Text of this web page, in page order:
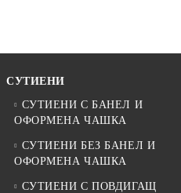
СУТИЕНИ
СУТИЕНИ С БАНЕЛ И
ОФОРМЕНА ЧАШКА
СУТИЕНИ БЕЗ БАНЕЛ И
ОФОРМЕНА ЧАШКА
СУТИЕНИ С ПОВДИГАЩ